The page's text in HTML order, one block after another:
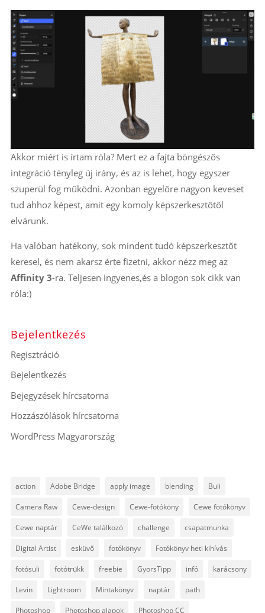
Akkor miért is írtam róla? Mert ez a fajta böngészős
integráció tényleg új irány, és az is lehet, hogy egyszer
szuperül fog működni. Azonban egyelőre nagyon keveset
tud ahhoz képest, amit egy komoly képszerkesztőtől
elvárunk.
Ha valóban hatékony, sok mindent tudó képszerkesztőt
keresel, és nem akarsz érte fizetni, akkor nézz meg az
Affinity 3-ra. Teljesen ingyenes,és a blogon sok cikk van
róla:)
Bejelentkezés
Regisztráció
Bejelentkezés
Bejegyzések hírcsatorna
Hozzászólások hírcsatorna
WordPress Magyarország
action Adobe Bridge apply image blending Buli
Camera Raw Cewe-design Cewe-fotóköny Cewe fotókönyv
Cewe naptár CeWe találkozó challenge csapatmunka
Digital Artist esküvő fotókönyv Fotókönyv heti kihívás
fotósuli fotótrükk freebie GyorsTipp infó karácsony
Levin Lightroom Mintakönyv naptár path
Photoshop Photoshop alapok Photoshop CC